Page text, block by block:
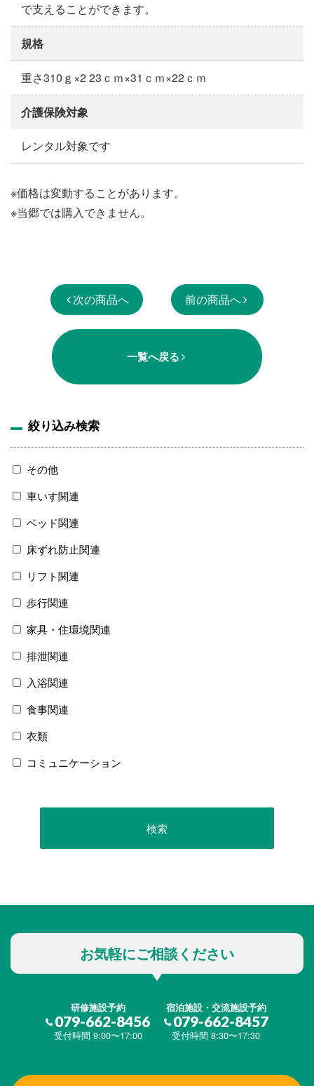
で支えることができます。
規格
重さ310ｇ×2 23ｃｍ×31ｃｍ×22ｃｍ
介護保険対象
レンタル対象です
※価格は変動することがあります。
※当郷では購入できません。
次の商品へ 前の商品へ
一覧へ戻る
絞り込み検索
その他
車いす関連
ベッド関連
床ずれ防止関連
リフト関連
歩行関連
家具・住環境関連
排泄関連
入浴関連
食事関連
衣類
コミュニケーション
お気軽にご相談ください
研修施設予約
079-662-8456
受付時間 9:00〜17:00
宿泊施設・交流施設予約
079-662-8457
受付時間 8:30〜17:30